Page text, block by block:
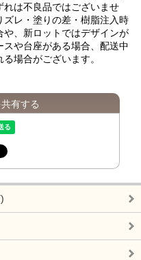
は不良品ではございませ
レ・塗りの差・樹脂注入時
、新ロットではデザインが
や台座がある場合、配送中
場合がございます。
有する